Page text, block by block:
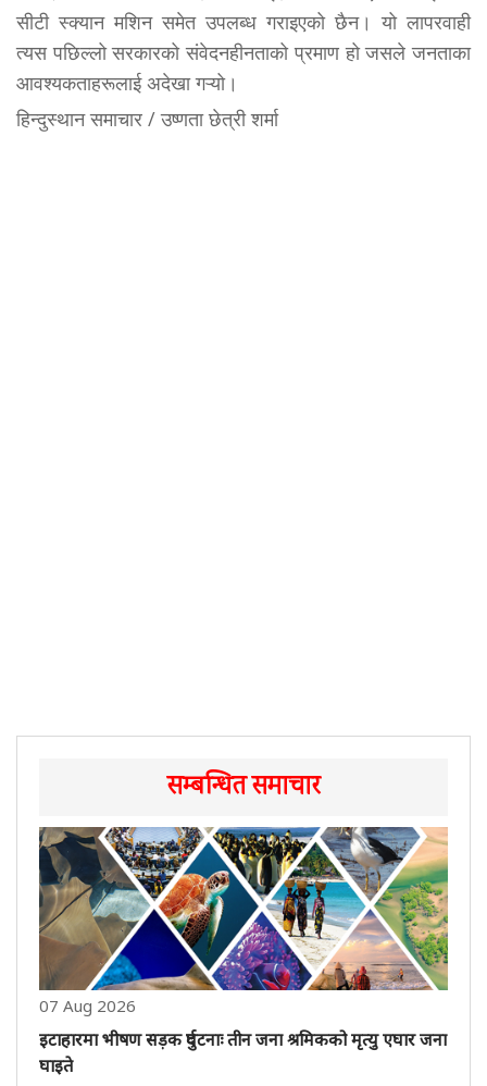
सीटी स्क्यान मशिन समेत उपलब्ध गराइएको छैन। यो लापरवाही
त्यस पछिल्लो सरकारको संवेदनहीनताको प्रमाण हो जसले जनताका
आवश्यकताहरूलाई अदेखा गऱ्यो।
हिन्दुस्थान समाचार / उष्णता छेत्री शर्मा
सम्बन्धित समाचार
07 Aug 2026
इटाहारमा भीषण सड़क दुर्घटनाः तीन जना श्रमिकको मृत्यु एघार जना
घाइते